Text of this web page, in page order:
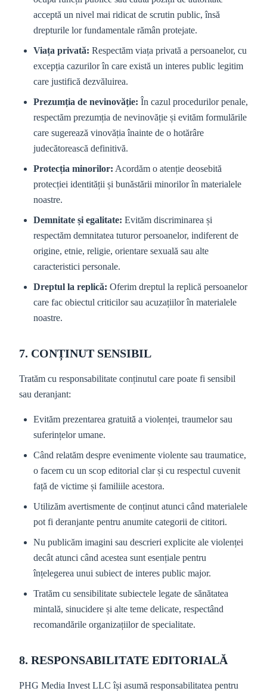
acceptă un nivel mai ridicat de scrutin public, însă
drepturile lor fundamentale rămân protejate.
Viața privată: Respectăm viața privată a persoanelor, cu
excepția cazurilor în care există un interes public legitim
care justifică dezvăluirea.
Prezumția de nevinovăție: În cazul procedurilor penale,
respectăm prezumția de nevinovăție și evităm formulările
care sugerează vinovăția înainte de o hotărâre
judecătorească definitivă.
Protecția minorilor: Acordăm o atenție deosebită
protecției identității și bunăstării minorilor în materialele
noastre.
Demnitate și egalitate: Evităm discriminarea și
respectăm demnitatea tuturor persoanelor, indiferent de
origine, etnie, religie, orientare sexuală sau alte
caracteristici personale.
Dreptul la replică: Oferim dreptul la replică persoanelor
care fac obiectul criticilor sau acuzațiilor în materialele
noastre.
7. CONȚINUT SENSIBIL
Tratăm cu responsabilitate conținutul care poate fi sensibil
sau deranjant:
Evităm prezentarea gratuită a violenței, traumelor sau
suferințelor umane.
Când relatăm despre evenimente violente sau traumatice,
o facem cu un scop editorial clar și cu respectul cuvenit
față de victime și familiile acestora.
Utilizăm avertismente de conținut atunci când materialele
pot fi deranjante pentru anumite categorii de cititori.
Nu publicăm imagini sau descrieri explicite ale violenței
decât atunci când acestea sunt esențiale pentru
înțelegerea unui subiect de interes public major.
Tratăm cu sensibilitate subiectele legate de sănătatea
mintală, sinucidere și alte teme delicate, respectând
recomandările organizațiilor de specialitate.
8. RESPONSABILITATE EDITORIALĂ
PHG Media Invest LLC își asumă responsabilitatea pentru